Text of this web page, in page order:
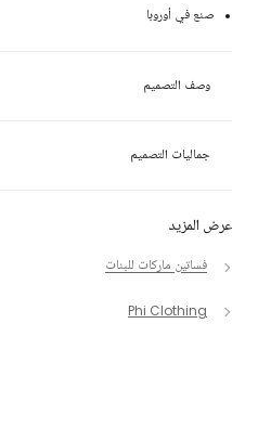
عرض المزيد
فساتين ماركات للبنات
Phi Clothing
صنع في أوروبا
وصف التصميم
جماليات التصميم